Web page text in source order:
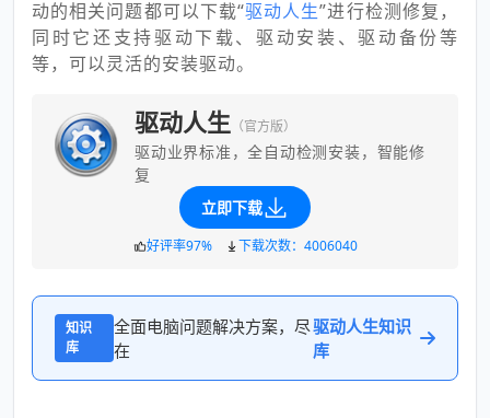
动的相关问题都可以下载“驱动人生”进行检测修复，
同时它还支持驱动下载、驱动安装、驱动备份等
等，可以灵活的安装驱动。
驱动人生 （官方版）
驱动业界标准，全自动检测安装，智能修
复
立即下载
好评率97% 下载次数：4006040
知识
库
全面电脑问题解决方案，尽
在
驱动人生知识
库